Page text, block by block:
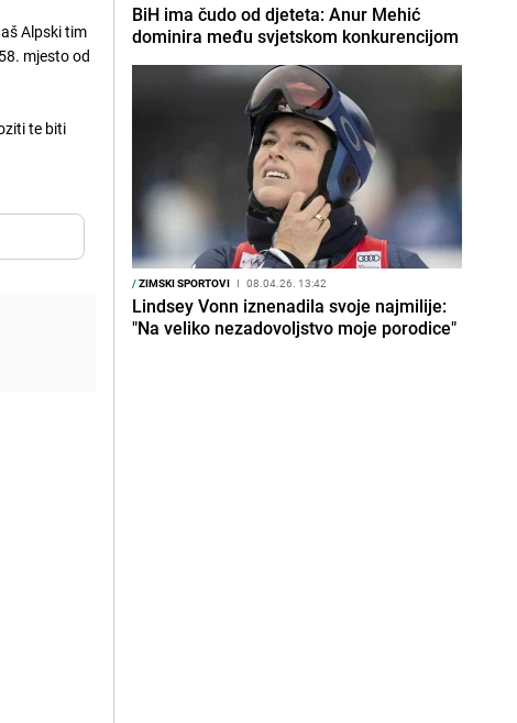
Alpski tim
mjesto od
te biti
BiH ima čudo od djeteta: Anur Mehić
dominira među svjetskom konkurencijom
/ZIMSKI SPORTOVI I 08.04.26. 13:42
Lindsey Vonn iznenadila svoje najmilije:
"Na veliko nezadovoljstvo moje porodice"